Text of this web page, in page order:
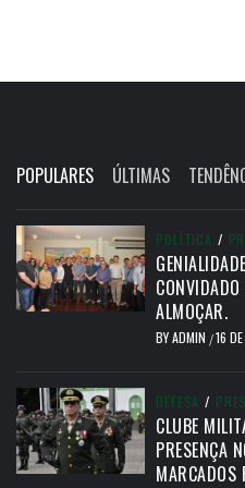
POPULARES ÚLTIMAS
POLÍTICA /
ALMOÇAR.
BYADMIN /16
DEFESA /
CLUBE
PRESENÇA